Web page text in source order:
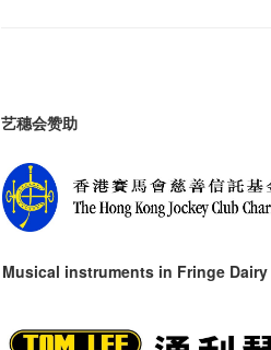
艺穗会赞助
Musical instruments in Fringe Dairy